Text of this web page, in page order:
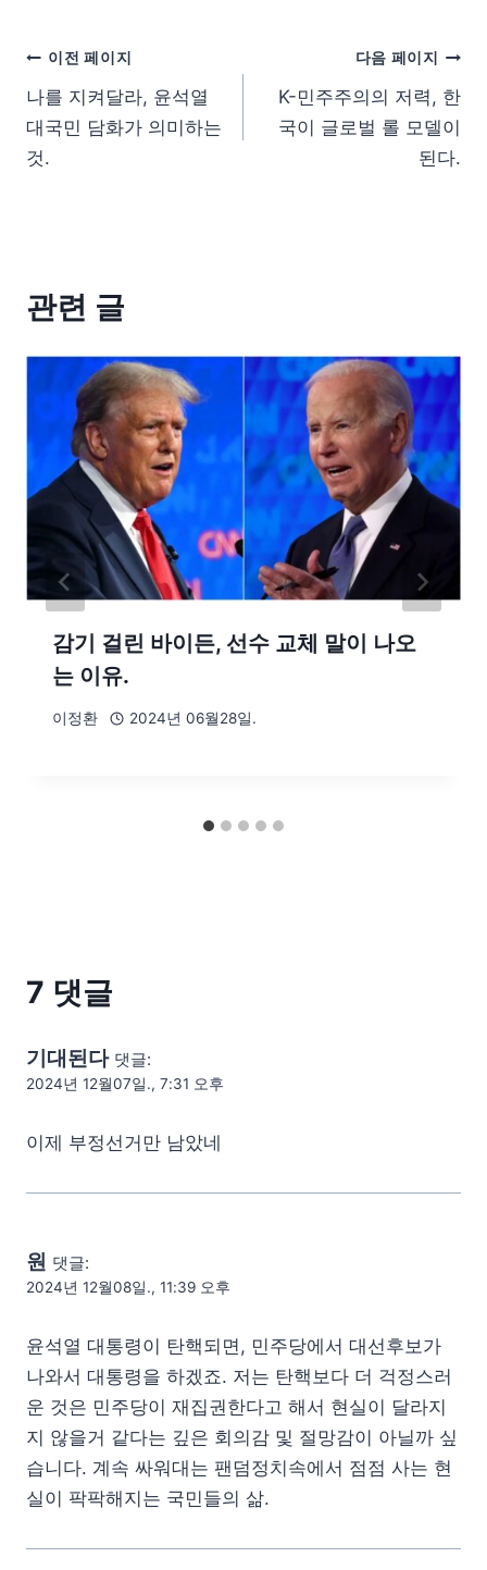
이전 페이지
나를 지켜달라, 윤석열
대국민 담화가 의미하는
것.
다음 페이지
K-민주주의의 저력, 한
국이 글로벌 롤 모델이
된다.
관련 글
감기 걸린 바이든, 선수 교체 말이 나오
는 이유.
이정환 2024년 06월28일.
7 댓글
기대된다 댓글:
2024년 12월07일., 7:31 오후
이제 부정선거만 남았네
원 댓글:
2024년 12월08일., 11:39 오후
윤석열 대통령이 탄핵되면, 민주당에서 대선후보가
나와서 대통령을 하겠죠. 저는 탄핵보다 더 걱정스러
운 것은 민주당이 재집권한다고 해서 현실이 달라지
지 않을거 같다는 깊은 회의감 및 절망감이 아닐까 싶
습니다. 계속 싸워대는 팬덤정치속에서 점점 사는 현
실이 팍팍해지는 국민들의 삶.